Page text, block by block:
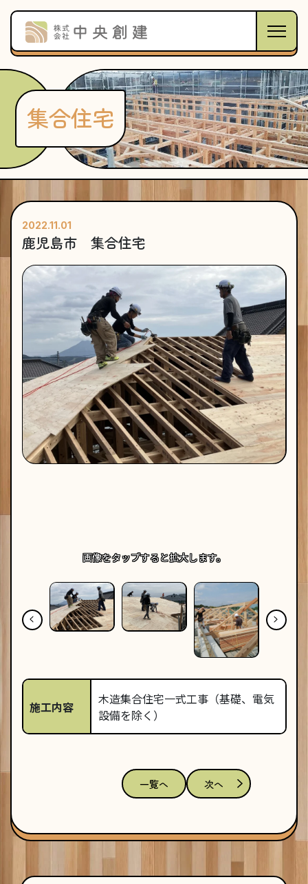
集合住宅
2022.11.01
鹿児島市 集合住宅
画像をタップすると拡大します。
施工内容
木造集合住宅一式工事（基礎、電気
設備を除く）
一覧へ 次へ